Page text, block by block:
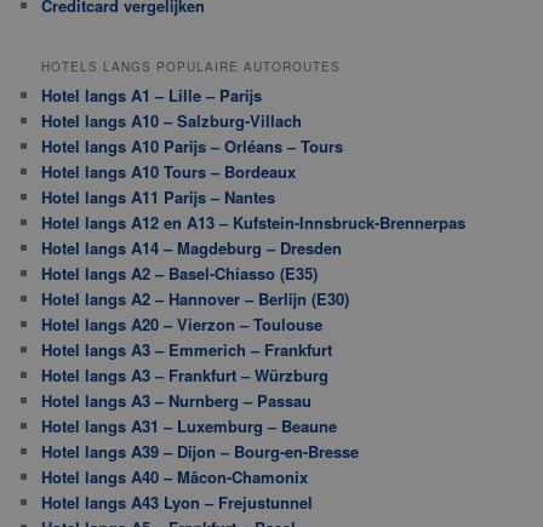
Creditcard vergelijken
HOTELS LANGS POPULAIRE AUTOROUTES
Hotel langs A1 – Lille – Parijs
Hotel langs A10 – Salzburg-Villach
Hotel langs A10 Parijs – Orléans – Tours
Hotel langs A10 Tours – Bordeaux
Hotel langs A11 Parijs – Nantes
Hotel langs A12 en A13 – Kufstein-Innsbruck-Brennerpas
Hotel langs A14 – Magdeburg – Dresden
Hotel langs A2 – Basel-Chiasso (E35)
Hotel langs A2 – Hannover – Berlijn (E30)
Hotel langs A20 – Vierzon – Toulouse
Hotel langs A3 – Emmerich – Frankfurt
Hotel langs A3 – Frankfurt – Würzburg
Hotel langs A3 – Nurnberg – Passau
Hotel langs A31 – Luxemburg – Beaune
Hotel langs A39 – Dijon – Bourg-en-Bresse
Hotel langs A40 – Mâcon-Chamonix
Hotel langs A43 Lyon – Frejustunnel